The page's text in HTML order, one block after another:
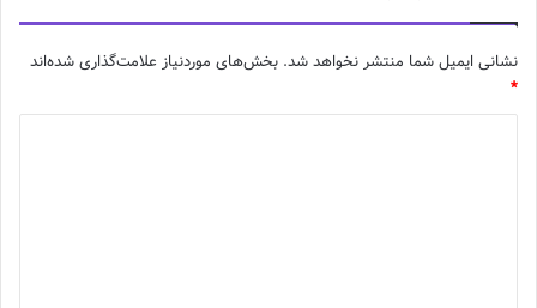
نشانی ایمیل شما منتشر نخواهد شد. بخش‌های موردنیاز علامت‌گذاری شده‌اند
*